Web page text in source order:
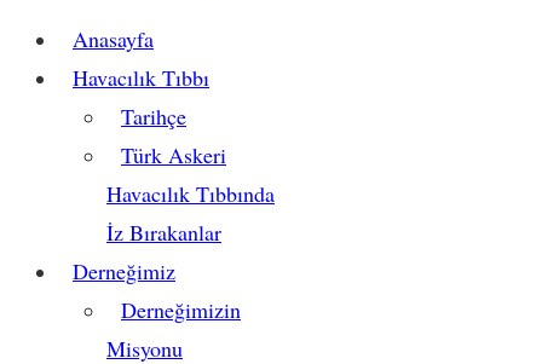
Anasayfa
Havacılık Tıbbı
Tarihçe
Türk Askeri
Havacılık Tıbbında
İz Bırakanlar
Derneğimiz
Derneğimizin
Misyonu